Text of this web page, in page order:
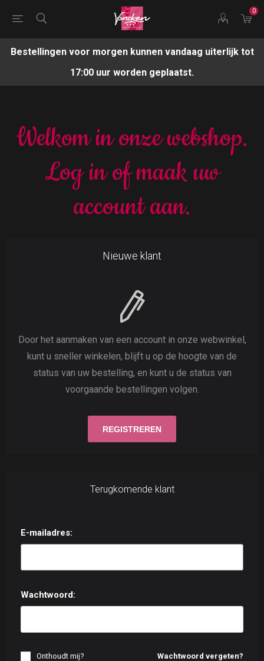
0
Bestellingen voor morgen kunnen vandaag uiterlijk tot
17:00 uur worden geplaatst.
Welkom in onze webshop.
Log in of maak uw
account aan.
Nieuwe klant
Door het aanmaken van een account in onze webwinkel,
kunt u sneller winkelen, blijft u op de hoogte van de
status van uw bestelling, en kunt u de status van
voorgaande bestellingen volgen.
Terugkomende klant
E-mailadres:
Wachtwoord:
Wachtwoord vergeten?
Onthoudt mij?